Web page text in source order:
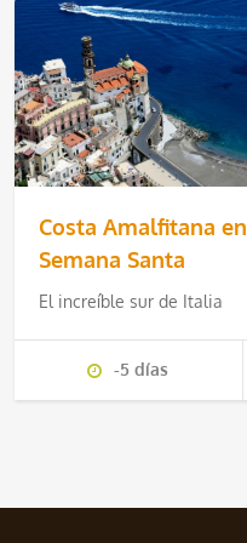
Costa Amalfitana en
Semana Santa
El increíble sur de Italia
-5 días